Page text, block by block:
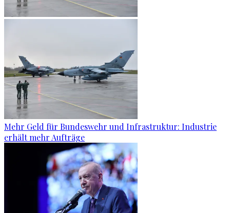
Mehr Geld für Bundeswehr und Infrastruktur: Industrie
erhält mehr Aufträge